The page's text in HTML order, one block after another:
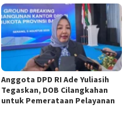
Anggota DPD RI Ade Yuliasih
Tegaskan, DOB Cilangkahan
untuk Pemerataan Pelayanan